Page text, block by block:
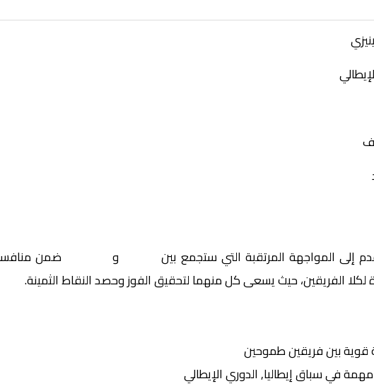
إلى المواجهة المرتقبة التي ستجمع بين وأودينيزي
ضمن
لكلا الفريقين، حيث يسعى كل منهما لتحقيق الفوز وحصد النقاط الثمينة.
بين فريقين طموحين
في سباق إيطاليا, الدوري الإيطالي